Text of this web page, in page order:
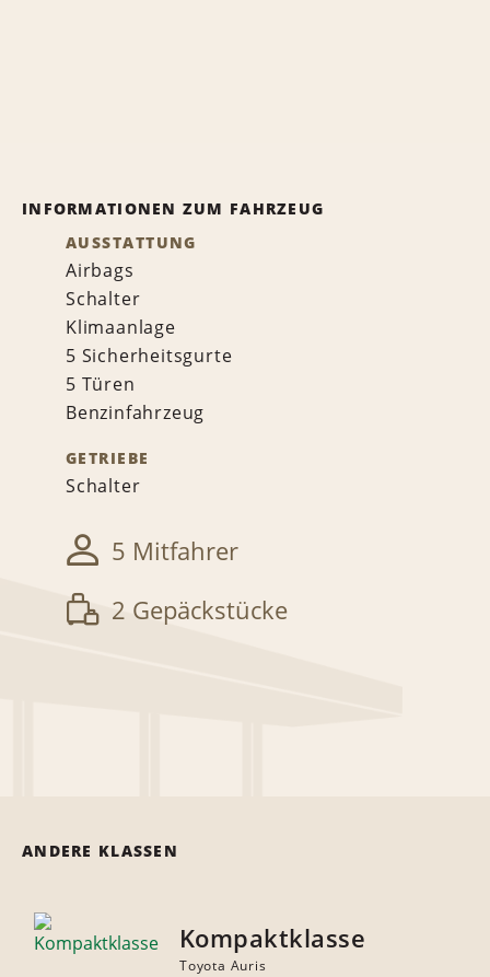
INFORMATIONEN ZUM FAHRZEUG
AUSSTATTUNG
Airbags
Schalter
Klimaanlage
5 Sicherheitsgurte
5 Türen
Benzinfahrzeug
GETRIEBE
Schalter
5 Mitfahrer
2 Gepäckstücke
ANDERE KLASSEN
Kompaktklasse
Toyota Auris